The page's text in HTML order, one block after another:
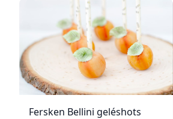
Fersken Bellini geléshots